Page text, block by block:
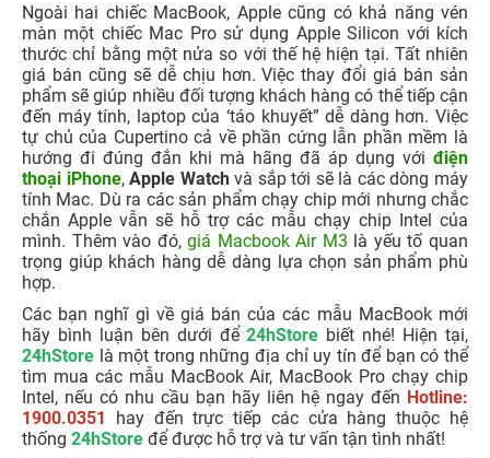
Ngoài hai chiếc MacBook, Apple cũng có khả năng vén
màn một chiếc Mac Pro sử dụng Apple Silicon với kích
thước chỉ bằng một nửa so với thế hệ hiện tại. Tất nhiên
giá bán cũng sẽ dễ chịu hơn. Việc thay đổi giá bán sản
phẩm sẽ giúp nhiều đối tượng khách hàng có thể tiếp cận
đến máy tính, laptop của ‘táo khuyết” dễ dàng hơn. Việc
tự chủ của Cupertino cả về phần cứng lẫn phần mềm là
hướng đi đúng đắn khi mà hãng đã áp dụng với điện
thoại iPhone,Apple Watchvà sắp tới sẽ là các dòng máy
tính Mac. Dù ra các sản phẩm chạy chip mới nhưng chắc
chắn Apple vẫn sẽ hỗ trợ các mẫu chạy chip Intel của
mình. Thêm vào đó,giá Macbook Air M3 là yếu tố quan
trọng giúp khách hàng dễ dàng lựa chọn sản phẩm phù
hợp.
Các bạn nghĩ gì về giá bán của các mẫu MacBook mới
hãy bình luận bên dưới để24hStore biết nhé! Hiện tại,
24hStore là một trong những địa chỉ uy tín để bạn có thể
tìm mua các mẫu MacBook Air, MacBook Pro chạy chip
Intel, nếu có nhu cầu bạn hãy liên hệ ngay đến Hotline:
1900.0351
hay đến trực tiếp các cửa hàng thuộc hệ
thống 24hStore để được hỗ trợ và tư vấn tận tình nhất!